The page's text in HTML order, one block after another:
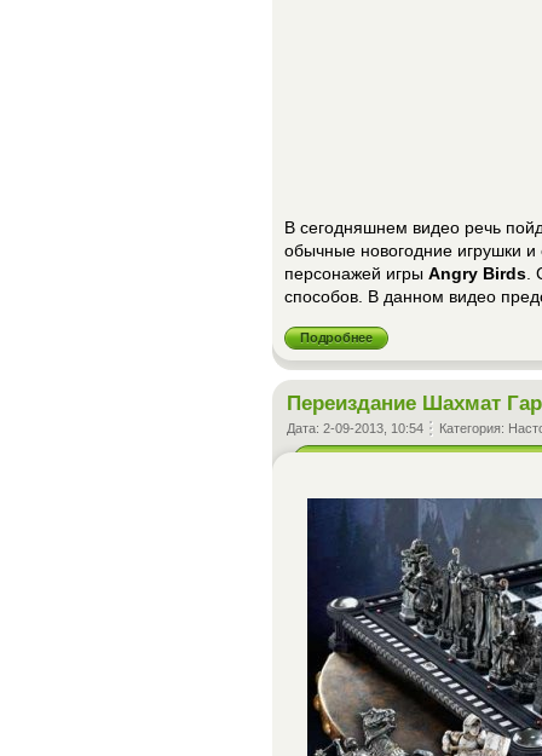
В сегодняшнем видео речь
обычные новогодние игрушки
персонажей игры Angry Birds
способов. В данном видео
Подробнее
Переиздание Шахмат
Дата: 2-09-2013, 10:54 Категория: